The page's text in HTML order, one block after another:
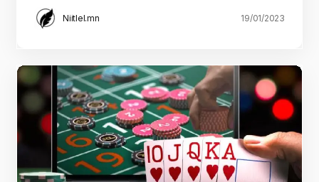
Niitlel.mn 19/01/2023